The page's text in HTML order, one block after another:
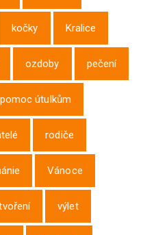
kočky Kralice
ozdoby pečení
pomoc útulkům
rodiče
Vánoce
výlet